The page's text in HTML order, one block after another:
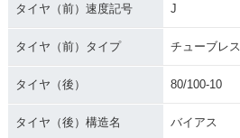
タイヤ（前）速度記号 J
タイヤ（前）タイプ チューブレス
タイヤ（後） 80/100-10
タイヤ（後）構造名 バイアス